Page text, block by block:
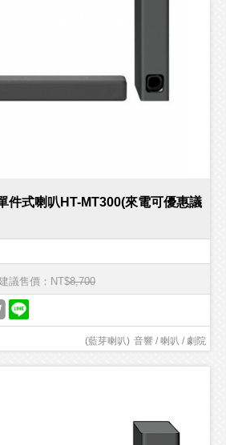
件式喇叭HT-MT300(來電可優惠議
建議售價：NT$8,700
音響 / 喇叭 / 劇院
(藍芽喇叭)